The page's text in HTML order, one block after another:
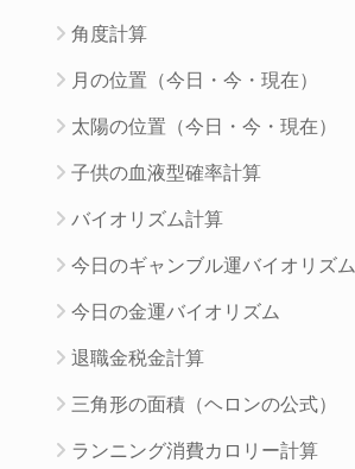
角度計算
月の位置（今日・今・現在）
太陽の位置（今日・今・現在）
子供の血液型確率計算
バイオリズム計算
今日のギャンブル運バイオリズム
今日の金運バイオリズム
退職金税金計算
三角形の面積（ヘロンの公式）
ランニング消費カロリー計算